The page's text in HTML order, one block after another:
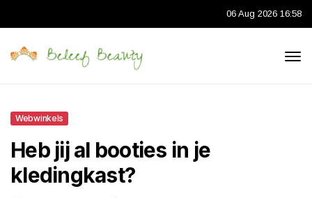
06 Aug 2026 16:58
Webwinkels
Heb jij al booties in je
kledingkast?